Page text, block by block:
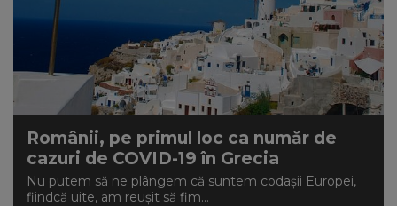
Românii, pe primul loc ca număr de
cazuri de COVID-19 în Grecia
Nu putem să ne plângem că suntem codașii Europei,
fiindcă uite, am reușit să fim...